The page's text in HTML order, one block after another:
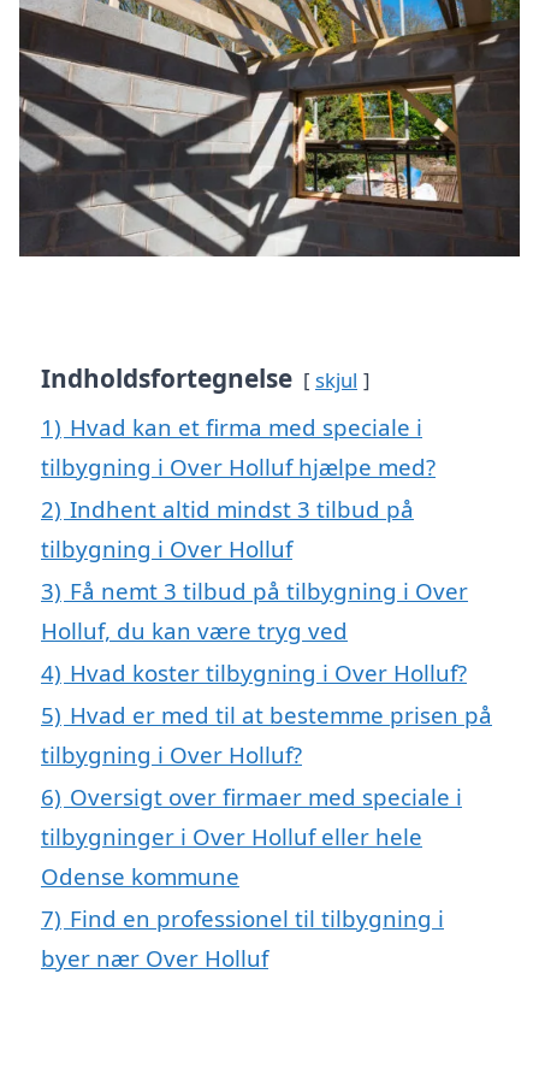
Indholdsfortegnelse skjul
1) Hvad kan et firma med speciale i
tilbygning i Over Holluf hjælpe med?
2) Indhent altid mindst 3 tilbud på
tilbygning i Over Holluf
3) Få nemt 3 tilbud på tilbygning i Over
Holluf, du kan være tryg ved
4) Hvad koster tilbygning i Over Holluf?
5) Hvad er med til at bestemme prisen på
tilbygning i Over Holluf?
6) Oversigt over firmaer med speciale i
tilbygninger i Over Holluf eller hele
Odense kommune
7) Find en professionel til tilbygning i
byer nær Over Holluf